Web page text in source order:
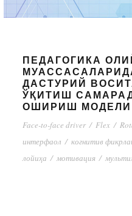
ПЕДАГОГИКА
ДАСТУРИЙ
ЎҚИТИШ
ОШИРИШ МОДЕЛИ
Face-to-face driver / Flex /
интерфаол / когнитив
лойиҳа / мотивация /